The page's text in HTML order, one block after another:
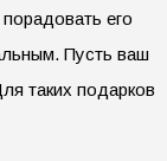
его
Пусть ваш
таких подарков